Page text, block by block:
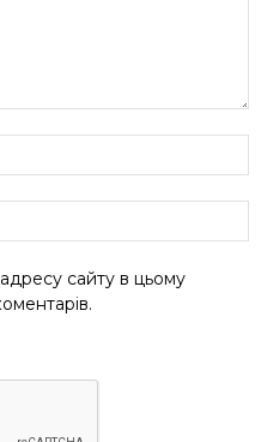
сайту в цьому